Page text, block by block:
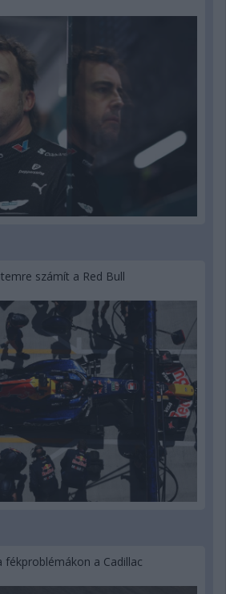
számít a Red Bull
fékproblémákon a Cadillac